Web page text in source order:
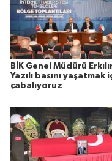
BİK Genel Müdürü
Yazılı basını yaşatmak
çabalıyoruz